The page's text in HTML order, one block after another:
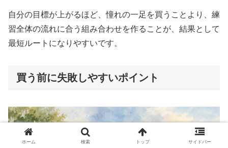
自分の目標が上がるほど、憧れの一足を買うことより、練
習全体の流れに合う組み合わせを作ることが、結果として
最短ルートになりやすいです。
買う前に失敗しやすいポイント
ホーム 検索 トップ サイドバー